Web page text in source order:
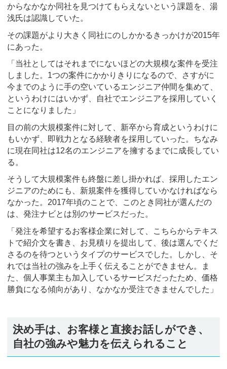
からなかなか同社を見つけてもらえないという課題を、湯
浅氏は認識していた。
その課題がより大きく同社にのしかかるきっかけが2015年
にあった。
「当社としてはそれまでにないほどの大規模な案件を受注
しました。1つの案件にかかりきりになるので、さすがに
今までのように手の空いているエンジニア仲間を集めて、
というわけにはいかず、自社でエンジニアを採用していく
ことになりました」
目の前の大規模案件に対して、新卒から育成というわけに
もいかず、即戦力となる経験者を採用していった。ちなみ
に現在同社は12名のエンジニアを擁するまでに成長してい
る。
そうして大規模案件も終盤に差し掛かれば、採用したエン
ジニアのためにも、新規案件を獲得していかなければなら
なかった。2017年頃のことで、このとき同社が選んだの
は、発注ナビとは別のサービスだった。
「発注を希望するお客様企業に対して、こちらからテキス
トで紹介文を書き、お見積りを提出して、後は選んでくだ
さるのを待つというタイプのサービスでした。しかし、そ
れでは当社の強みを上手く伝えることができません。ま
た、個人事業主も加入しているサービスだったため、価格
勝負になる傾向があり、なかなか受注できませんでした」
決め手は、お客様と直接お話しができ、
自社の強みや魅力を伝えられること